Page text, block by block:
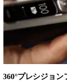
360°プレシジョ